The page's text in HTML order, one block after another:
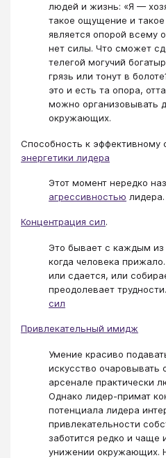
людей и жизнь: «Я —
такое ощущение и
является опорой всему
нет силы. Что сможет
телегой могучий
грязь или тонут в
это и есть та опора,
можно организовывать
окружающих.
Способность к эффективному
энергетики лидера
Этот момент нередко
агрессивностью лидера.
Концентрация сил.
Это бывает с каждым
когда человека
или сдается, или
преодолевает
сил
Привлекательный имидж
Умение красиво
искусство
арсенале практически
Однако лидер-примат
потенциала лидера
привлекательности
заботится редко и чаще
унижении окружающих.